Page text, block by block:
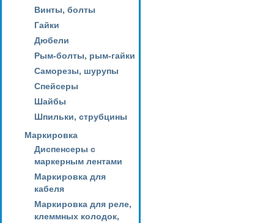
Винты, болты
Гайки
Дюбели
Рым-болты, рым-гайки
Саморезы, шурупы
Спейсеры
Шайбы
Шпильки, струбцины
Маркировка
Диспенсеры с
маркерным лентами
Маркировка для
кабеля
Маркировка для реле,
клеммных колодок,